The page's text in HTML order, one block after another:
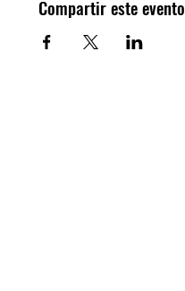
Compartir este evento